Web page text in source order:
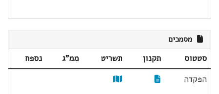
מסמכים
סטטוס תקנון תשריט ממ"ג
נספח
הפקדה